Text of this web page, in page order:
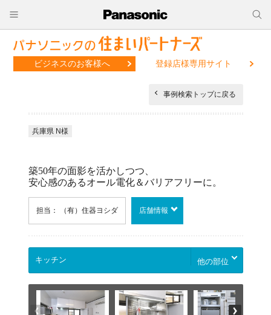
ビジネスのお客様へ 登録店様専用サイト
事例検索トップに戻る
兵庫県 N様
築50年の面影を活かしつつ、
安心感のあるオール電化＆バリアフリーに。
担当： （有）住器ヨシダ 店舗情報
他の部位